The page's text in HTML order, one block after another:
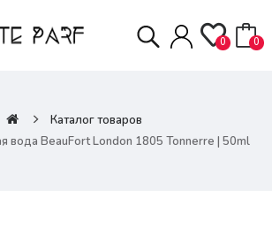
0 0
Каталог товаров
вода BeauFort London 1805 Tonnerre | 50ml